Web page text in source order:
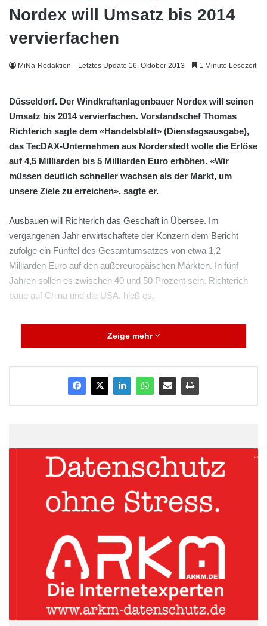
Nordex will Umsatz bis 2014
vervierfachen
MiNa-Redaktion Letztes Update 16. Oktober 2013 1 Minute Lesezeit
Düsseldorf. Der Windkraftanlagenbauer Nordex will seinen
Umsatz bis 2014 vervierfachen. Vorstandschef Thomas
Richterich sagte dem «Handelsblatt» (Dienstagsausgabe),
das TecDAX-Unternehmen aus Norderstedt wolle die Erlöse
auf 4,5 Milliarden bis 5 Milliarden Euro erhöhen. «Wir
müssen deutlich schneller wachsen als der Markt, um
unsere Ziele zu erreichen», sagte er.
Ausbauen will Richterich das Geschäft in Übersee. Im
vergangenen Jahr erwirtschaftete der Konzern dem Bericht
zufolge ein Fünftel des Gesamtumsatzes von etwa 1,2
Milliarden Euro auf den außereuropäischen Märkten. In fünf
Jahren sollen es zwischen 40 und 50 Prozent sein. Richterich
baue auf China und die USA, hieß es.
Daneben muss das Unternehmen seine Fertigung
modernisieren. «Letztlich geht es darum, die gesamte
Jahre vergleichbar ist, in nur vier Jahren auf modernste
Prozesse umzustellen», sagte der Manager.
Zeige mehr